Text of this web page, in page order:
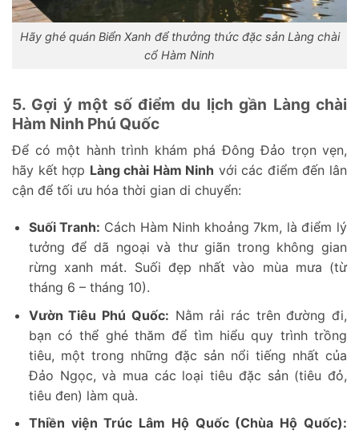
Hãy ghé quán Biển Xanh để thưởng thức đặc sản Làng chài
cổ Hàm Ninh
5. Gợi ý một số điểm du lịch gần Làng chài
Hàm Ninh Phú Quốc
Để có một hành trình khám phá Đông Đảo trọn vẹn,
hãy kết hợp Làng chài Hàm Ninh với các điểm đến lân
cận để tối ưu hóa thời gian di chuyển:
Suối Tranh: Cách Hàm Ninh khoảng 7km, là điểm lý
tưởng để dã ngoại và thư giãn trong không gian
rừng xanh mát. Suối đẹp nhất vào mùa mưa (từ
tháng 6 – tháng 10).
Vườn Tiêu Phú Quốc: Nằm rải rác trên đường đi,
bạn có thể ghé thăm để tìm hiểu quy trình trồng
tiêu, một trong những đặc sản nổi tiếng nhất của
Đảo Ngọc, và mua các loại tiêu đặc sản (tiêu đỏ,
tiêu đen) làm quà.
Thiền viện Trúc Lâm Hộ Quốc (Chùa Hộ Quốc):